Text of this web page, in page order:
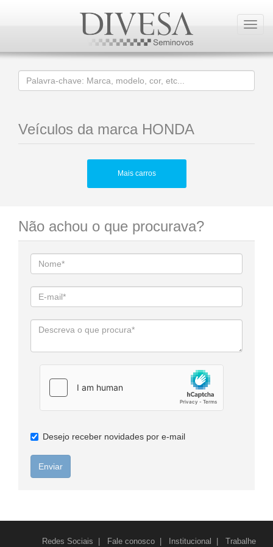
Veículos da marca HONDA
Mais carros
Não achou o que procurava?
Desejo receber novidades por e-mail
Enviar
Redes Sociais Fale conosco Institucional Trabalhe